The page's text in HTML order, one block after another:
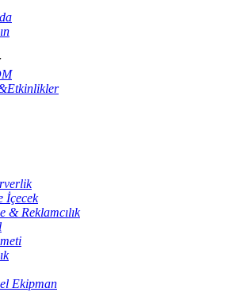
İçecek
& Reklamcılık
Ekipman